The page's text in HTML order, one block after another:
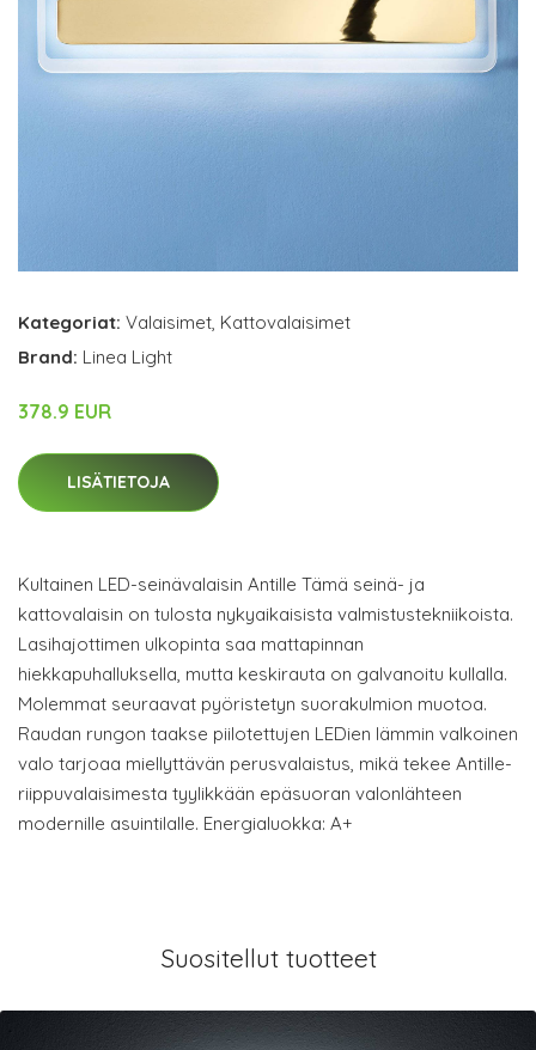
Kategoriat: Valaisimet, Kattovalaisimet
Brand: Linea Light
378.9 EUR
LISÄTIETOJA
Kultainen LED-seinävalaisin Antille Tämä seinä- ja
kattovalaisin on tulosta nykyaikaisista valmistustekniikoista.
Lasihajottimen ulkopinta saa mattapinnan
hiekkapuhalluksella, mutta keskirauta on galvanoitu kullalla.
Molemmat seuraavat pyöristetyn suorakulmion muotoa.
Raudan rungon taakse piilotettujen LEDien lämmin valkoinen
valo tarjoaa miellyttävän perusvalaistus, mikä tekee Antille-
riippuvalaisimesta tyylikkään epäsuoran valonlähteen
modernille asuintilalle. Energialuokka: A+
Suositellut tuotteet